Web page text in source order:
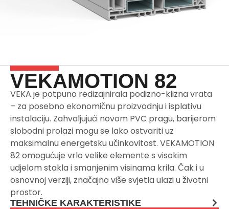
VEKAMOTION 82
VEKA je potpuno redizajnirala podizno-klizna vrata
– za posebno ekonomičnu proizvodnju i isplativu
instalaciju. Zahvaljujući novom PVC pragu, barijerom
slobodni prolazi mogu se lako ostvariti uz
maksimalnu energetsku učinkovitost. VEKAMOTION
82 omogućuje vrlo velike elemente s visokim
udjelom stakla i smanjenim visinama krila. Čak i u
osnovnoj verziji, značajno više svjetla ulazi u životni
prostor.
TEHNIČKE KARAKTERISTIKE